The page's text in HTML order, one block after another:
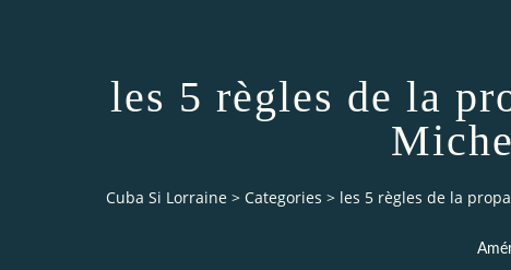
les 5 règles de la
Cuba Si Lorraine > Categories > les 5 règles de la